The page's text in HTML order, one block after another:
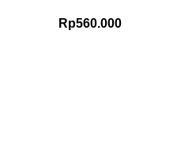
Rp560.000